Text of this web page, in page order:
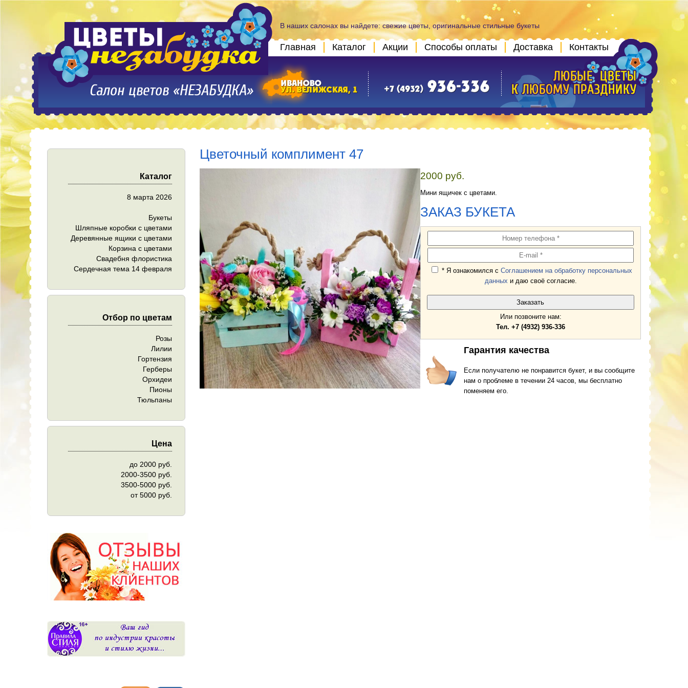
В наших салонах вы найдете: свежие цветы, оригинальные стильные букеты
Главная Каталог Акции Способы оплаты Доставка Контакты
Каталог
8 марта 2026
Букеты
Шляпные коробки с цветами
Деревянные ящики с цветами
Корзина с цветами
Свадебня флористика
Сердечная тема 14 февраля
Отбор по цветам
Розы
Лилии
Гортензия
Герберы
Орхидеи
Пионы
Тюльпаны
Цена
до 2000 руб.
2000-3500 руб.
3500-5000 руб.
от 5000 руб.
Цветочный комплимент 47
2000 руб.
Мини ящичек с цветами.
ЗАКАЗ БУКЕТА
* Я ознакомился с Соглашением на обработку персональных
данных и даю своё согласие.
Или позвоните нам:
Тел. +7 (4932) 936-336
Гарантия качества
Если получателю не понравится букет, и вы сообщите
нам о проблеме в течении 24 часов, мы бесплатно
поменяем его.